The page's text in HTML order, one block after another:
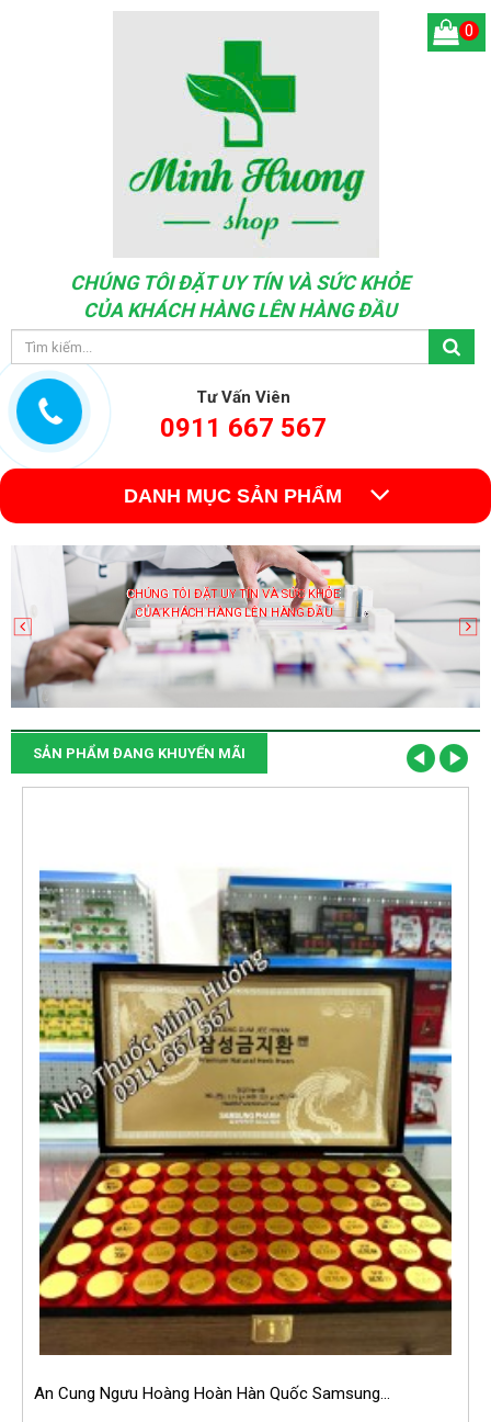
CHÚNG TÔI ĐẶT UY TÍN VÀ SỨC KHỎE
CỦA KHÁCH HÀNG LÊN HÀNG ĐẦU
Tư Vấn Viên
0911 667 567
0
DANH MỤC SẢN PHẨM
CHÚNG TÔI ĐẶT UY TÍN VÀ SỨC KHỎE
CỦA KHÁCH HÀNG LÊN HÀNG ĐẦU
SẢN PHẨM ĐANG KHUYẾN MÃI
An Cung Ngưu Hoàng Hoàn Hàn Quốc Samsung...